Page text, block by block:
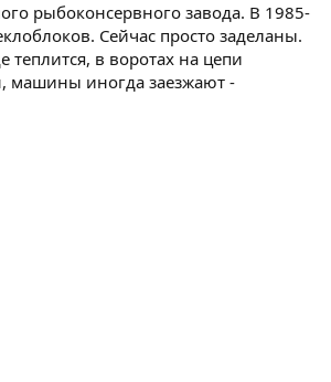
рыбоконсервного завода. В 1985-
Сейчас просто заделаны.
теплится, в воротах на цепи
машины иногда заезжают -